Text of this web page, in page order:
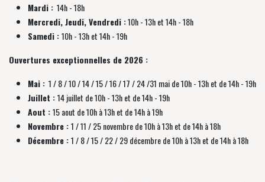
Mardi : 14h - 18h
Mercredi, Jeudi, Vendredi :10h - 13h et 14h - 18h
Samedi :10h - 13h et 14h - 19h
Ouvertures exceptionnelles de 2026 :
Mai : 1 / 8 / 10 / 14 / 15 / 16 / 17 / 24 /31 mai de 10h - 13h et de 14h - 19h
Juillet :14 juillet de 10h - 13h et de 14h - 19h
Aout :15 aout de 10h à 13h et de 14h à 19h
Novembre :1 / 11 / 25 novembre de10h à 13h et de 14h à 18h
Décembre :1 / 8 / 15 / 22 / 29 décembrede10h à 13h et de 14h à 18h